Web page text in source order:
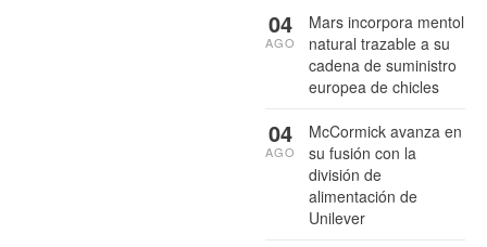
Mars incorpora mentol
natural trazable a su
cadena de suministro
europea de chicles
04
AGO
McCormick avanza en
su fusión con la
división de
alimentación de
Unilever
04
AGO